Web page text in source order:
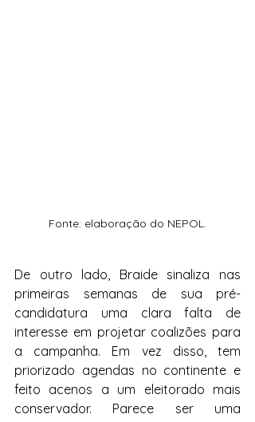
Fonte: elaboração do NEPOL.
De outro lado, Braide sinaliza nas
primeiras semanas de sua pré-
candidatura uma clara falta de
interesse em projetar coalizões para
a campanha. Em vez disso, tem
priorizado agendas no continente e
feito acenos a um eleitorado mais
conservador. Parece ser uma